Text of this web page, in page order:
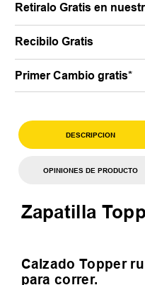
Retiralo Gratis en
Recibilo Gratis
Primer Cambio gratis*
DESCRIPCION
OPINIONES DE PRODUCTO
Zapatilla
Calzado Topper
para correr.